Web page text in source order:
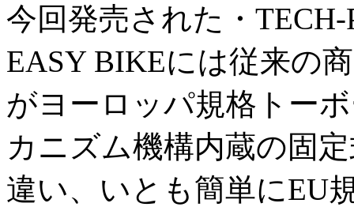
今回発売された・
EASY BIKEには従来の
がヨーロッパ規格トー
カニズム機構内蔵の固
違い、いとも簡単にEU